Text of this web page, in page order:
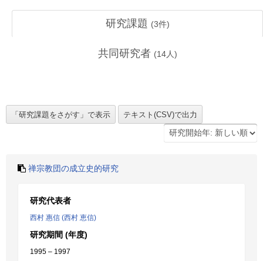
研究課題 (3件)
共同研究者 (14人)
禅宗教団の成立史的研究
研究代表者
西村 惠信 (西村 恵信)
研究期間 (年度)
1995 – 1997